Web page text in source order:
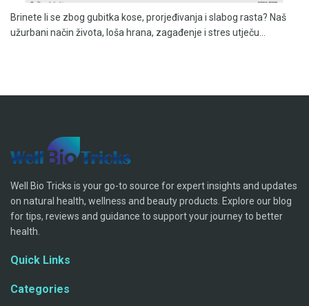
Brinete li se zbog gubitka kose, prorjeđivanja i slabog rasta? Naš
užurbani način života, loša hrana, zagađenje i stres utječu...
Well Bio Tricks is your go-to source for expert insights and updates
on natural health, wellness and beauty products. Explore our blog
for tips, reviews and guidance to support your journey to better
health.
Quick Links
Categories